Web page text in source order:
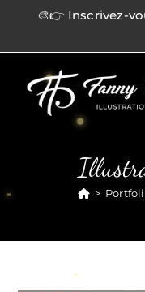
🎨👉 Inscrivez-
>